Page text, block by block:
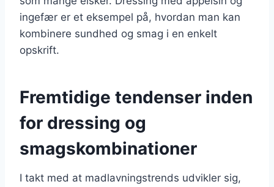
ingefær er et eksempel på, hvordan man kan
kombinere sundhed og smag i en enkelt
opskrift.
Fremtidige tendenser inden
for dressing og
smagskombinationer
I takt med at madlavningstrends udvikler sig,